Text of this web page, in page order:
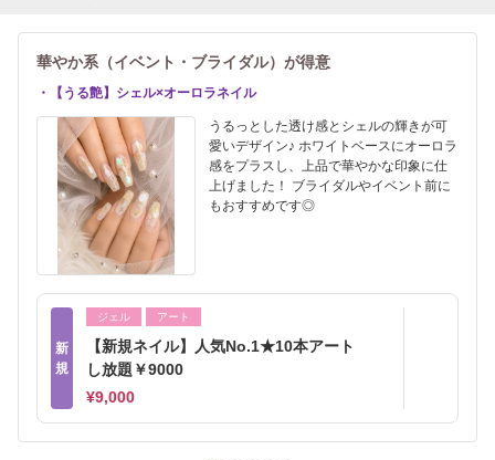
華やか系（イベント・ブライダル）が得意
・【うる艶】シェル×オーロラネイル
うるっとした透け感とシェルの輝きが可
愛いデザイン♪ ホワイトベースにオーロラ
感をプラスし、上品で華やかな印象に仕
上げました！ ブライダルやイベント前に
もおすすめです◎
新
規
ジェル アート
【新規ネイル】人気No.1★10本アート
し放題￥9000
¥9,000